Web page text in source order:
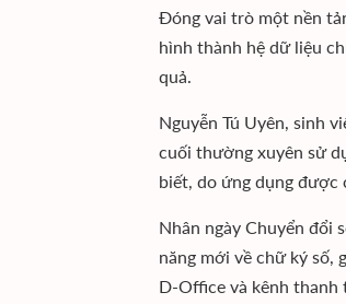
Đóng vai trò một nền
hình thành hệ dữ liệu
quả.
Nguyễn Tú Uyên, sinh
cuối thường xuyên sử
biết, do ứng dụng được
Nhân ngày Chuyển đổi
năng mới về chữ ký số,
D-Office và kênh thanh